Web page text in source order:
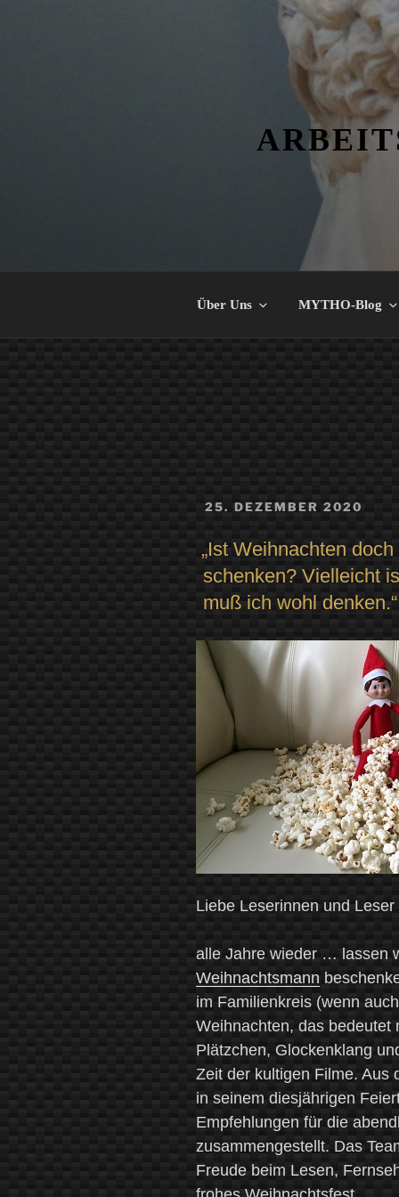
Über Uns MYTHO-Blog
VERÖFFENTLICHT
25. DEZEMBER 2020
„Ist Weihnachten
schenken? Vielleicht
muß ich wohl denken.“
Liebe Leserinnen und
alle Jahre wieder … lassen
Weihnachtsmann
im Familienkreis (wenn
Weihnachten, das bedeutet
Plätzchen, Glockenklang
Zeit der kultigen Filme. Aus
in seinem diesjährigen
Empfehlungen für die
zusammengestellt. Das
Freude beim Lesen,